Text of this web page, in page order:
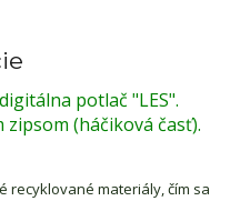
potlač "LES".
zipsom (háčiková časť).
recyklované materiály, čím sa